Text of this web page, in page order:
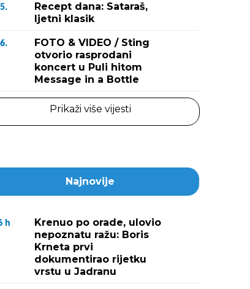
5.
Recept dana: Sataraš,
ljetni klasik
6.
FOTO & VIDEO / Sting
otvorio rasprodani
koncert u Puli hitom
Message in a Bottle
Prikaži više vijesti
Najnovije
h
Krenuo po orade, ulovio
nepoznatu ražu: Boris
Krneta prvi
dokumentirao rijetku
vrstu u Jadranu